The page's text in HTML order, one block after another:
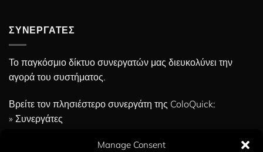
Manage Consent
ΣΥΝΕΡΓΆΤΕΣ
Το παγκόσμιο δίκτυο συνεργατών μας διευκολύνει την
αγορά του συστήματος.
Βρείτε τον πλησιέστερο συνεργάτη της ColoQuick:
» Συνεργάτες